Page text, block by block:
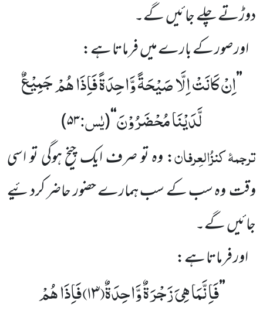
دوڑتے چلےجائیںگے۔
اور صور کے بارے میںفرماتا ہے:
’’اِنْ كَانَتْ اِلَّا صَیْحَةً وَّاحِدَةً فَاِذَا هُمْ جَمِیْعٌ
لَّدَیْنَا مُحْضَرُوْنَ‘‘
(یٰس:۵۳)
ترجمۂکنزُالعِرفان: وہ تو صرف ایک چیخ ہوگی تو اسی
وقتوہ سب کے سب ہمارے حضور حاضر کردئیے
جائیںگے۔
اور فرماتا ہے:
’’فَاِنَّمَا هِیَ زَجْرَةٌ وَّاحِدَةٌۙ(۱۳) فَاِذَا هُمْ